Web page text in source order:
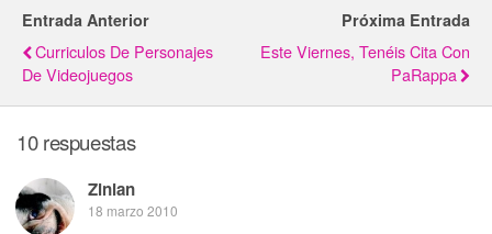
Entrada Anterior
Curriculos De Personajes
De Videojuegos
Próxima Entrada
Este Viernes, Tenéis Cita Con
PaRappa
10 respuestas
Zinian
18 marzo 2010